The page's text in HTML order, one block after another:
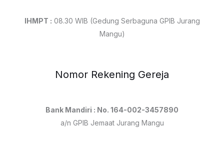
IHMPT : 08.30 WIB (Gedung Serbaguna GPIB Jurang
Mangu)
Nomor Rekening Gereja
Bank Mandiri : No. 164-002-3457890
a/n GPIB Jemaat Jurang Mangu